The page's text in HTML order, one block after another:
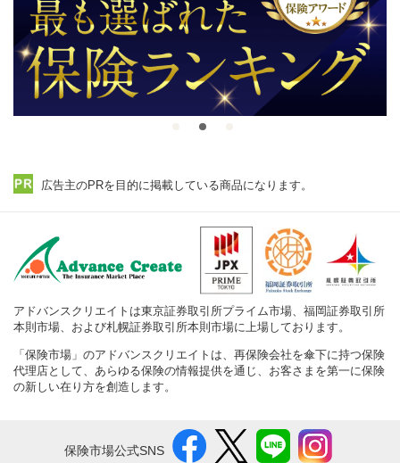
広告主のPRを目的に掲載している商品になります。
アドバンスクリエイトは東京証券取引所プライム市場、福岡証券取引所
本則市場、および札幌証券取引所本則市場に上場しております。
「保険市場」のアドバンスクリエイトは、再保険会社を傘下に持つ保険
代理店として、あらゆる保険の情報提供を通じ、お客さまを第一に保険
の新しい在り方を創造します。
保険市場公式SNS